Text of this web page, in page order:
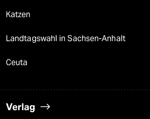
Katzen
Landtagswahl in Sachsen-Anhalt
Ceuta
Verlag